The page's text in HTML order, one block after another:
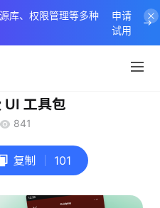
库、权限管理等多种
申请
试用
工具包
841
复制 101